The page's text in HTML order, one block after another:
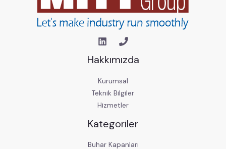
Hakkımızda
Kurumsal
Teknik Bilgiler
Hizmetler
Kategoriler
Buhar Kapanları